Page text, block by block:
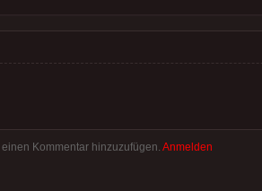
Kommentar hinzuzufügen. Anmelden